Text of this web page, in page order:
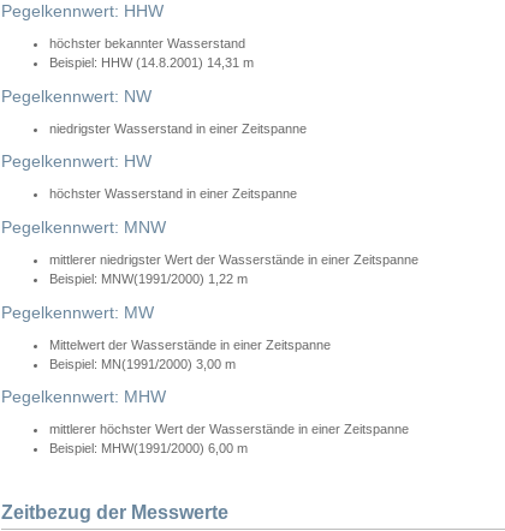
Pegelkennwert: HHW
höchster bekannter Wasserstand
Beispiel: HHW (14.8.2001) 14,31 m
Pegelkennwert: NW
niedrigster Wasserstand in einer Zeitspanne
Pegelkennwert: HW
höchster Wasserstand in einer Zeitspanne
Pegelkennwert: MNW
mittlerer niedrigster Wert der Wasserstände in einer Zeitspanne
Beispiel: MNW(1991/2000) 1,22 m
Pegelkennwert: MW
Mittelwert der Wasserstände in einer Zeitspanne
Beispiel: MN(1991/2000) 3,00 m
Pegelkennwert: MHW
mittlerer höchster Wert der Wasserstände in einer Zeitspanne
Beispiel: MHW(1991/2000) 6,00 m
Zeitbezug der Messwerte